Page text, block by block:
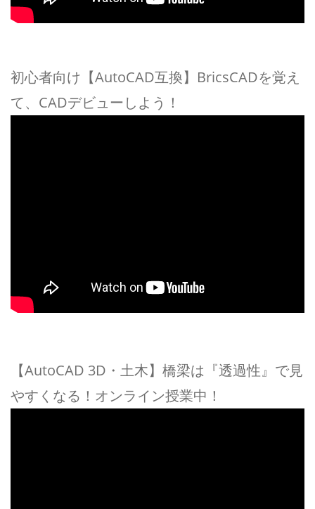
初心者向け【AutoCAD互換】BricsCADを覚え
て、CADデビューしよう！
【AutoCAD 3D・土木】橋梁は『透過性』で見
やすくなる！オンライン授業中！